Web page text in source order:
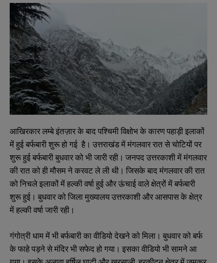
आखिरकार लम्बे इंतज़ार के बाद पश्चिमी विक्षोभ के कारण पहाड़ी इलाकों
में हुई बर्फबारी शुरू हो गई है। उत्तराखंड में मंगलवार रात से चोटियों पर
शुरू हुई बर्फबारी बुधवार को भी जारी रही। जनपद उत्तरकाशी में मंगलवार
की रात को ही मौसम ने करवट ले ली थी। जिसके बाद मंगलवार की रात
को निचले इलाकों में हल्की वर्षा हुई और ऊंचाई वाले क्षेत्रों में बर्फबारी
शुरू हुई। बुधवार को जिला मुख्यालय उत्तरकाशी और आसपास के क्षेत्र
में हल्की वर्षा जारी रही।
गंगोत्री धाम में भी बर्फबारी का वीडियो देखने को मिला। बुधवार को बर्फ
के फाहे पड़ने से मंदिर भी सफेद हो गया। इसका वीडियो भी सामने आ